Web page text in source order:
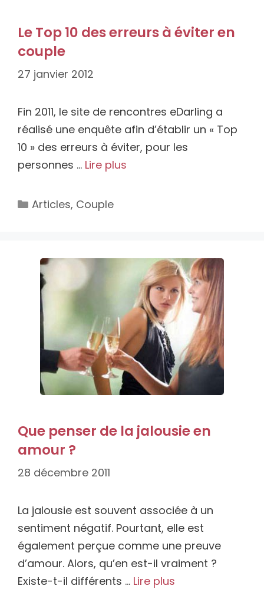
Le Top 10 des erreurs à éviter en
couple
27 janvier 2012
Fin 2011, le site de rencontres eDarling a
réalisé une enquête afin d’établir un « Top
10 » des erreurs à éviter, pour les
personnes … Lire plus
Catégories
Articles, Couple
Que penser de la jalousie en
amour ?
28 décembre 2011
La jalousie est souvent associée à un
sentiment négatif. Pourtant, elle est
également perçue comme une preuve
d’amour. Alors, qu’en est-il vraiment ?
Existe-t-il différents … Lire plus